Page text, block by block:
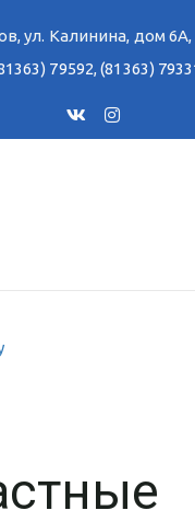
,ул. Калинина, дом 6А,
79592,(81363)